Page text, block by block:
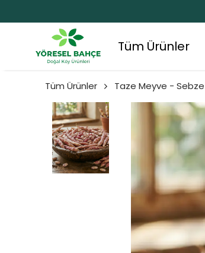
Tüm Ürünler
Tüm Ürünler Taze Meyve - Sebze